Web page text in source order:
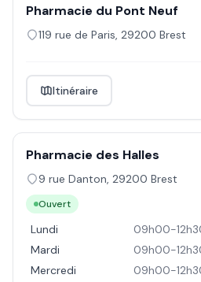
Pharmacie du Pont Neuf
119 rue de Paris, 29200 Brest
Itinéraire
Pharmacie des Halles
9 rue Danton, 29200 Brest
Ouvert
Lundi
09h00-
Mardi
09h00-
Mercredi
09h00-